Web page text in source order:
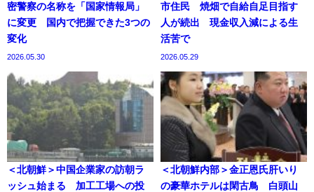
密警察の名称を「国家情報局」
に変更 国内で把握できた3つの
変化
2026.05.30
市住民 焼畑で自給自足目指す
人が続出 現金収入減による生
活苦で
2026.05.29
＜北朝鮮＞中国企業家の訪朝ラ
ッシュ始まる 加工工場への投
＜北朝鮮内部＞金正恩氏肝いり
の豪華ホテルは閑古鳥 白頭山